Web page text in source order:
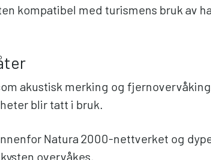
kompatibel med turismens bruk av
akustisk merking og
blir tatt i bruk.
Natura 2000-nettverket og
overvåkes.